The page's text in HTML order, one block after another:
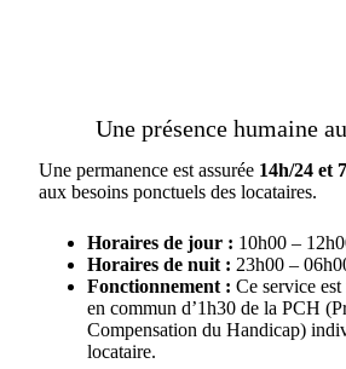
Une présence humaine
Une permanence est assurée 14h/24 et
aux besoins ponctuels des locataires.
Horaires de jour : 10h00 –
Horaires de nuit : 23h00 –
Fonctionnement : Ce service
en commun d’1h30 de la PCH
Compensation du Handicap)
locataire.